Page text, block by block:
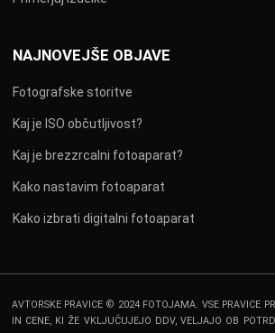
NAJNOVEJŠE OBJAVE
Fotografske storitve
Kaj je ISO občutljivost?
Kaj je brezzrcalni fotoaparat?
Kako nastavim fotoaparat
Kako izbrati digitalni fotoaparat
AVTORSKE PRAVICE © 2024 FOTOJAMA. VSE PRAVICE
IN CENE, KI ŽE VKLJUČUJEJO DDV, VELJAJO OB